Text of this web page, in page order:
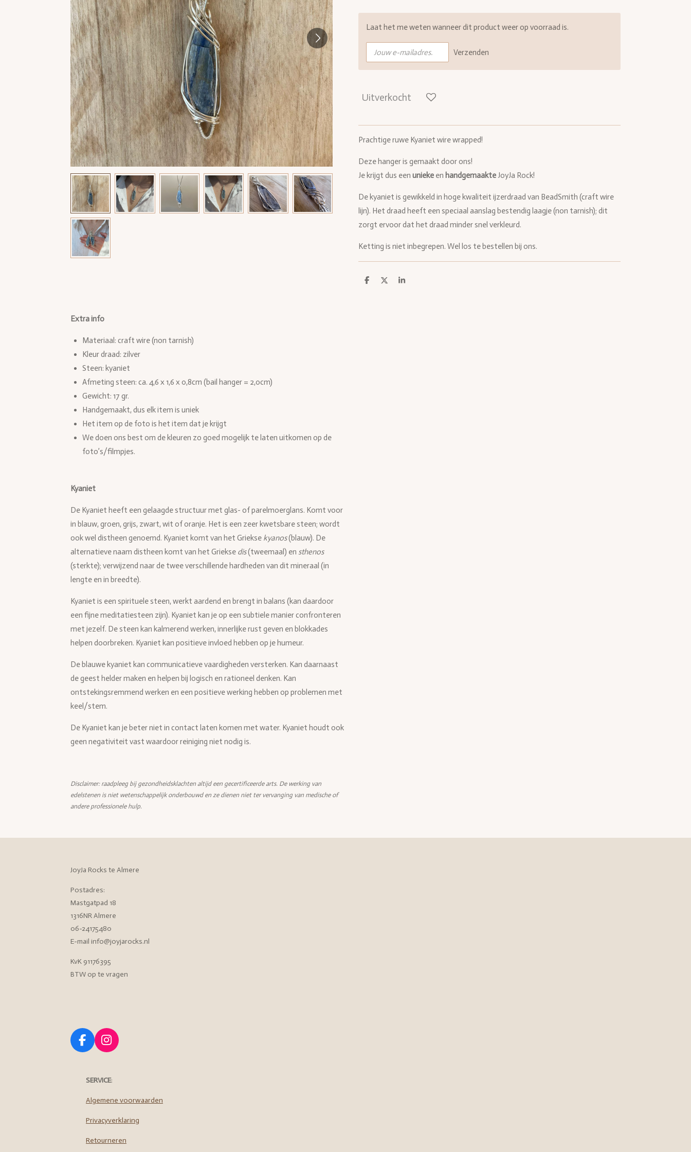
Laat het me weten wanneer dit product weer op voorraad is.
Verzenden
Uitverkocht
Prachtige ruwe Kyaniet wire wrapped!
Deze hanger is gemaakt door ons!
Je krijgt dus een unieke en handgemaakte JoyJa Rock!
De kyaniet is gewikkeld in hoge kwaliteit ijzerdraad van BeadSmith (craft wire
lijn). Het draad heeft een speciaal aanslag bestendig laagje (non tarnish); dit
zorgt ervoor dat het draad minder snel verkleurd.
Ketting is niet inbegrepen. Wel los te bestellen bij ons.
D
D
S
Extra info
Materiaal: craft wire (non tarnish)
Kleur draad: zilver
Steen: kyaniet
Afmeting steen: ca. 4,6 x 1,6 x 0,8cm (bail hanger = 2,0cm)
Gewicht: 17 gr.
Handgemaakt, dus elk item is uniek
Het item op de foto is het item dat je krijgt
We doen ons best om de kleuren zo goed mogelijk te laten uitkomen op de
foto’s/filmpjes.
Kyaniet
De Kyaniet heeft een gelaagde structuur met glas- of parelmoerglans. Komt voor
in blauw, groen, grijs, zwart, wit of oranje. Het is een zeer kwetsbare steen; wordt
ook wel distheen genoemd. Kyaniet komt van het Griekse kyanos(blauw). De
alternatieve naam distheen komt van het Griekse dis(tweemaal) en sthenos
(sterkte); verwijzend naar de twee verschillende hardheden van dit mineraal (in
lengte en in breedte).
Kyaniet is een spirituele steen, werkt aardend en brengt in balans (kan daardoor
een fijne meditatiesteen zijn). Kyaniet kan je op een subtiele manier confronteren
met jezelf. De steen kan kalmerend werken, innerlijke rust geven en blokkades
helpen doorbreken. Kyaniet kan positieve invloed hebben op je humeur.
De blauwe kyaniet kan communicatieve vaardigheden versterken. Kan daarnaast
de geest helder maken en helpen bij logisch en rationeel denken. Kan
ontstekingsremmend werken en een positieve werking hebben op problemen met
keel/stem.
De Kyaniet kan je beter niet in contact laten komen met water. Kyaniet houdt ook
geen negativiteit vast waardoor reiniging niet nodig is.
Disclaimer: raadpleeg bij gezondheidsklachten altijd een gecertificeerde arts. De werking van
edelstenen is niet wetenschappelijk onderbouwd en ze dienen niet ter vervanging van medische of
andere professionele hulp.
JoyJa Rocks te Almere
Postadres:
Mastgatpad 18
1316NR Almere
06-24175480
E-mail info@joyjarocks.nl
KvK 91176395
BTW op te vragen
F
a
e
o
k
I
n
t
g
a
SERVICE:
Algemene voorwaarden
Privacyverklaring
Retourneren